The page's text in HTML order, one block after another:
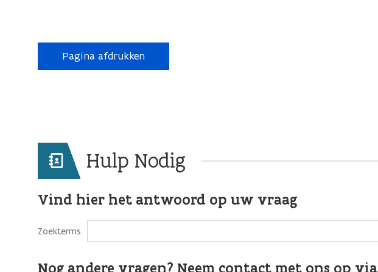
Pagina afdrukken
Hulp Nodig
Vind hier het antwoord op uw vraag
Zoekterms
Nog andere vragen? Neem contact met ons op via